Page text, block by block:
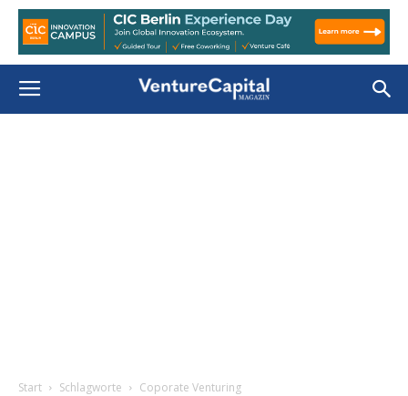
Start Schlagworte Coporate Venturing